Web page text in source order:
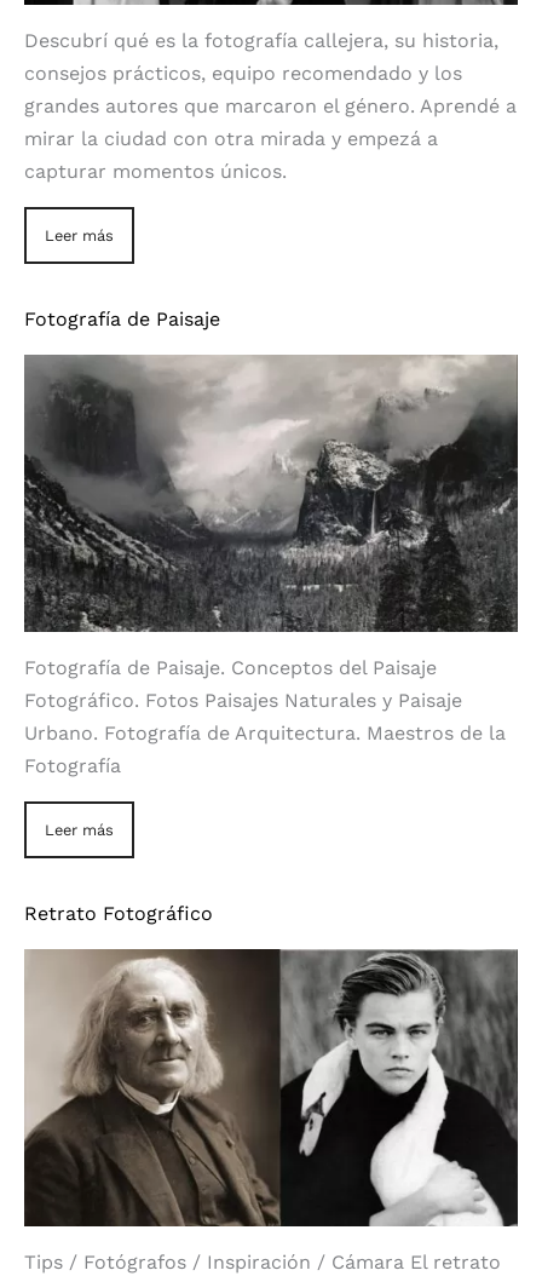
Descubrí qué es la fotografía callejera, su historia,
consejos prácticos, equipo recomendado y los
grandes autores que marcaron el género. Aprendé a
mirar la ciudad con otra mirada y empezá a
capturar momentos únicos.
Leer más
Fotografía de Paisaje
Fotografía de Paisaje. Conceptos del Paisaje
Fotográfico. Fotos Paisajes Naturales y Paisaje
Urbano. Fotografía de Arquitectura. Maestros de la
Fotografía
Leer más
Retrato Fotográfico
Tips / Fotógrafos / Inspiración / Cámara El retrato